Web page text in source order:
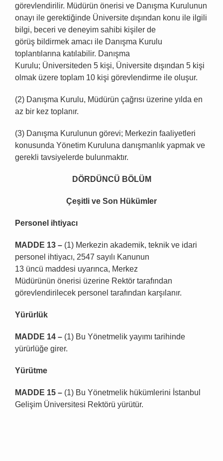
görevlendirilir. Müdürün önerisi ve Danışma Kurulunun
onayı ile gerektiğinde Üniversite dışından konu ile ilgili
bilgi, beceri ve deneyim sahibi kişiler de
görüş bildirmek amacı ile Danışma Kurulu
toplantılarına katılabilir. Danışma
Kurulu; Üniversiteden 5 kişi, Üniversite dışından 5 kişi
olmak üzere toplam 10 kişi görevlendirme ile oluşur.
(2) Danışma Kurulu, Müdürün çağrısı üzerine yılda en
az bir kez toplanır.
(3) Danışma Kurulunun görevi; Merkezin faaliyetleri
konusunda Yönetim Kuruluna danışmanlık yapmak ve
gerekli tavsiyelerde bulunmaktır.
DÖRDÜ NCÜ BÖLÜ M
Çeşitli ve Son H ü kümler
Personel ihtiyacı
MADDE 13 – (1) Merkezin akademik, teknik ve idari
personel ihtiyacı, 2547 sayılı Kanunun
13 üncü maddesi uyarınca, Merkez
Müdürünün önerisi üzerine Rektör tarafından
görevlendirilecek personel tarafından karşılanır.
Yürürl ü k
MADDE 14 – (1) Bu Yönetmelik yayımı tarihinde
yürürlüğe girer.
Yürütme
MADDE 15 – (1) Bu Yönetmelik hükümlerini İstanbul
Gelişim Üniversitesi Rektörü yürütür.